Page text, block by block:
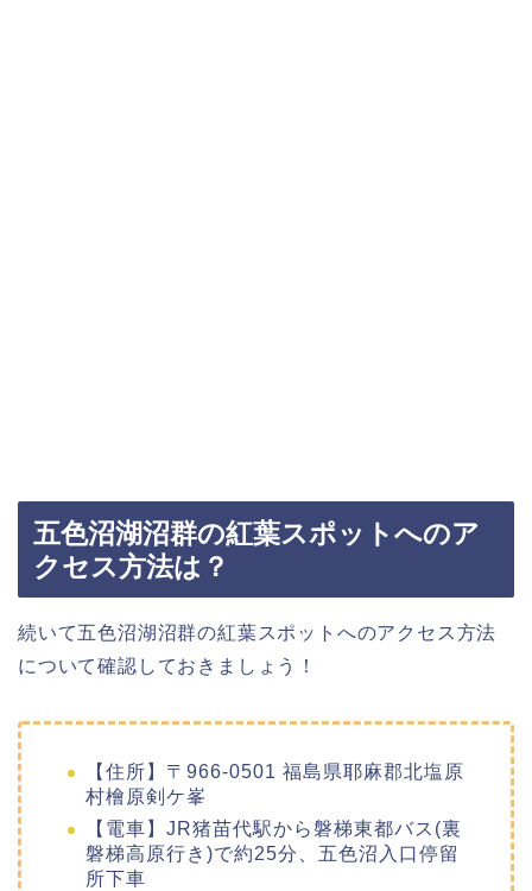
五色沼湖沼群の紅葉スポットへのア
クセス方法は？
続いて五色沼湖沼群の紅葉スポットへのアクセス方法
について確認しておきましょう！
【住所】〒966-0501 福島県耶麻郡北塩原
村檜原剣ケ峯
【電車】JR猪苗代駅から磐梯東都バス(裏
磐梯高原行き)で約25分、五色沼入口停留
所下車